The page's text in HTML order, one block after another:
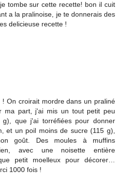
tombe sur cette recette! bon il cuit
a la pralinoise, je te donnerais des
delicieuse recette !
! On croirait mordre dans un praliné
ma part, j'ai mis un tout petit peu
que j'ai torréfiées pour donner
et un poil moins de sucre (115 g),
goût. Des moules à muffins
avec une noisette entière
petit moelleux pour décorer…
1000 fois !